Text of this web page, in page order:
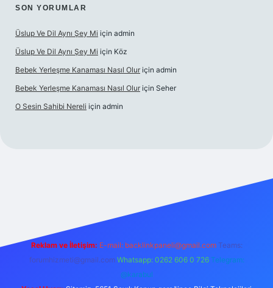
SON YORUMLAR
Üslup Ve Dil Aynı Şey Mi için admin
Üslup Ve Dil Aynı Şey Mi için Köz
Bebek Yerleşme Kanaması Nasıl Olur için admin
Bebek Yerleşme Kanaması Nasıl Olur için Seher
O Sesin Sahibi Nereli için admin
Reklam ve İletişim: E-mail: backlinkpaneli@gmail.com Teams:
forumhizmeti@gmail.com Whatsapp: 0262 606 0 726 Telegram:
@karabul